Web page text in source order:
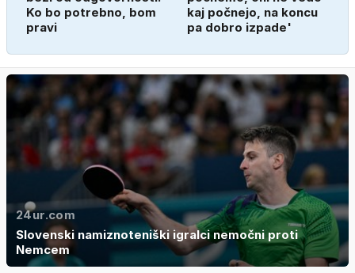
Ko bo potrebno, bom
pravi
kaj počnejo, na koncu
pa dobro izpade'
24ur.com
Slovenski namiznoteniški igralci nemočni proti
Nemcem